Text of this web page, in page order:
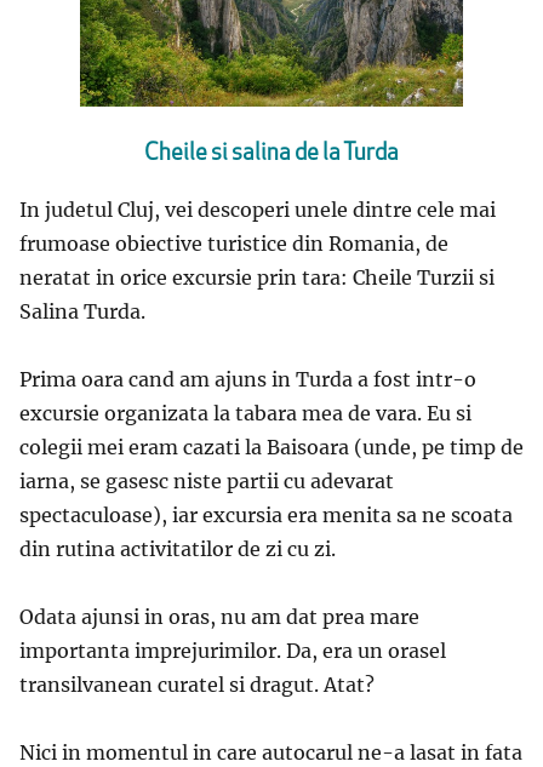
Cheile si salina de la Turda
In judetul Cluj, vei descoperi unele dintre cele mai
frumoase obiective turistice din Romania, de
neratat in orice excursie prin tara: Cheile Turzii si
Salina Turda.
Prima oara cand am ajuns in Turda a fost intr-o
excursie organizata la tabara mea de vara. Eu si
colegii mei eram cazati la Baisoara (unde, pe timp de
iarna, se gasesc niste partii cu adevarat
spectaculoase), iar excursia era menita sa ne scoata
din rutina activitatilor de zi cu zi.
Odata ajunsi in oras, nu am dat prea mare
importanta imprejurimilor. Da, era un orasel
transilvanean curatel si dragut. Atat?
Nici in momentul in care autocarul ne-a lasat in fata